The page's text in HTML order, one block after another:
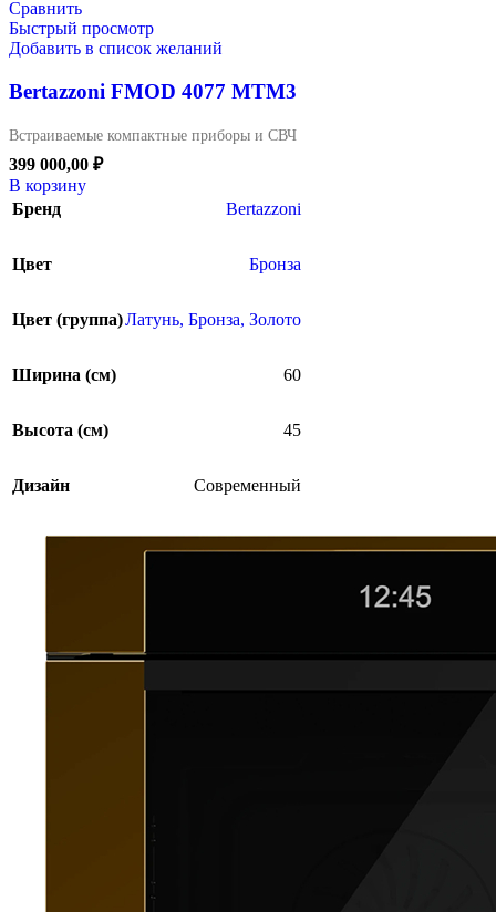
Сравнить
Быстрый просмотр
Добавить в список желаний
Bertazzoni FMOD 4077 MTM3
Встраиваемые компактные приборы и СВЧ
399 000,00 ₽
В корзину
Бренд
Bertazzoni
Цвет Бронза
Цвет (группа)Латунь, Бронза, Золото
Ширина (см) 60
Высота (см) 45
Дизайн Современный